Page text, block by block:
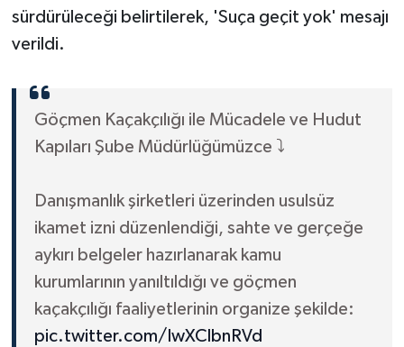
sürdürüleceği belirtilerek, 'Suça geçit yok' mesajı
verildi.
Göçmen Kaçakçılığı ile Mücadele ve Hudut
Kapıları Şube Müdürlüğümüzce ⤵️
Danışmanlık şirketleri üzerinden usulsüz
ikamet izni düzenlendiği, sahte ve gerçeğe
aykırı belgeler hazırlanarak kamu
kurumlarının yanıltıldığı ve göçmen
kaçakçılığı faaliyetlerinin organize şekilde:
pic.twitter.com/IwXClbnRVd